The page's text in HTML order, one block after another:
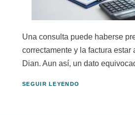
Una consulta puede haberse
correctamente y la factura estar
Dian. Aun así, un dato
SEGUIR LEYENDO